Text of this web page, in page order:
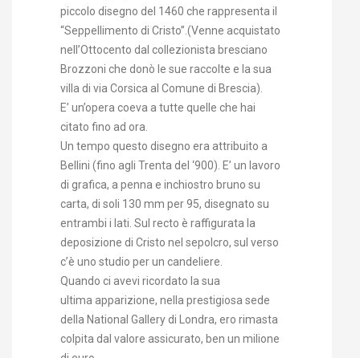
piccolo disegno del 1460 che rappresenta il
“Seppellimento di Cristo”.(Venne acquistato
nell’Ottocento dal collezionista bresciano
Brozzoni che donò le sue raccolte e la sua
villa di via Corsica al Comune di Brescia).
E’ un’opera coeva a tutte quelle che hai
citato fino ad ora.
Un tempo questo disegno era attribuito a
Bellini (fino agli Trenta del ‘900). E’ un lavoro
di grafica, a penna e inchiostro bruno su
carta, di soli 130 mm per 95, disegnato su
entrambi i lati. Sul recto è raffigurata la
deposizione di Cristo nel sepolcro, sul verso
c’è uno studio per un candeliere.
Quando ci avevi ricordato la sua
ultima apparizione, nella prestigiosa sede
della National Gallery di Londra, ero rimasta
colpita dal valore assicurato, ben un milione